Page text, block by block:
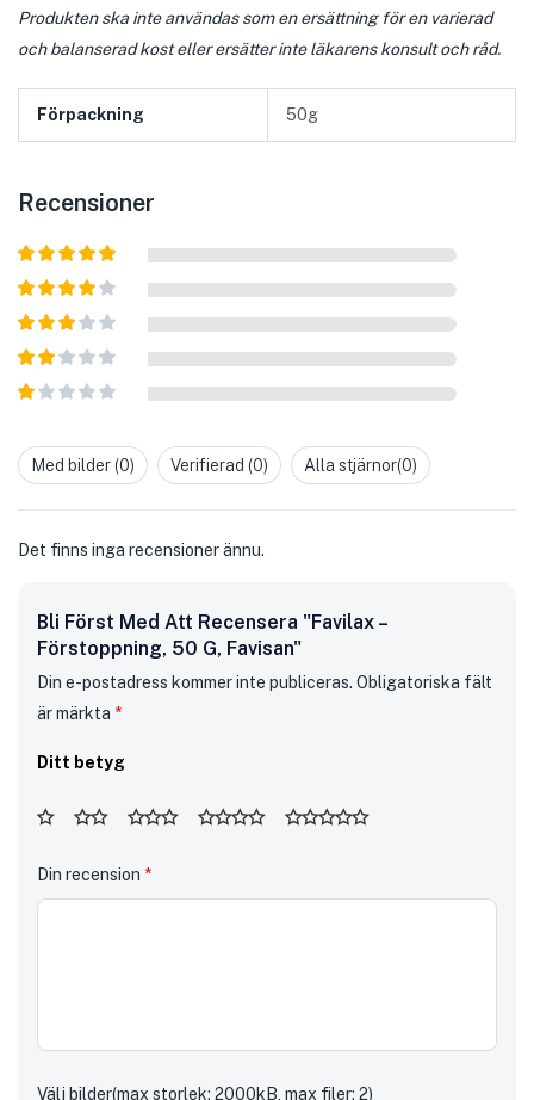
Produkten ska inte användas som en ersättning för en varierad
och balanserad kost eller ersätter inte läkarens konsult och råd.
Förpackning 50g
Recensioner
Betygsatt5
Betygsatt
4av 5
Betygsatt
3av 5
Betygsatt
2av
av
5
Med bilder (0) Verifierad (0) Alla stjärnor(0)
Det finns inga recensioner ännu.
Bli Först Med Att Recensera "Favilax –
Förstoppning, 50 G, Favisan"
Din e-postadress kommer inte publiceras. Obligatoriska fält
är märkta *
Ditt betyg
Din recension *
Välj bilder(max storlek: 2000kB, max filer: 2)